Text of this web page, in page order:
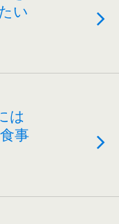
い
は
事